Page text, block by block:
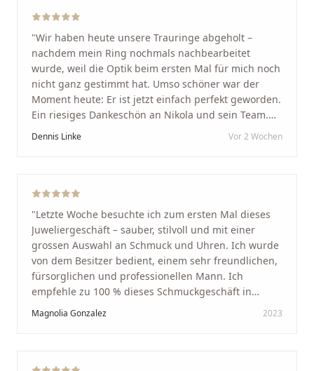
"Wir haben heute unsere Trauringe abgeholt –
nachdem mein Ring nochmals nachbearbeitet
wurde, weil die Optik beim ersten Mal für mich noch
nicht ganz gestimmt hat. Umso schöner war der
Moment heute: Er ist jetzt einfach perfekt geworden.
Ein riesiges Dankeschön an Nikola und sein Team.
Vom ersten Termin an wurden wir jedes Mal
Arbeit und seine Kunden wirklich am Herzen liegen.
Wer Unikate, handwerkliche Qualität, persönlichen
Service und echte Herzlichkeit schätzt, ist hier genau
richtig."
Dennis Linke Vor 2 Wochen
"Letzte Woche besuchte ich zum ersten Mal dieses
Juweliergeschäft – sauber, stilvoll und mit einer
grossen Auswahl an Schmuck und Uhren. Ich wurde
von dem Besitzer bedient, einem sehr freundlichen,
fürsorglichen und professionellen Mann. Ich
empfehle zu 100 % dieses Schmuckgeschäft in
Schaffhausen. Ich selbst war sehr zufrieden und
glücklich mit der Behandlung. Ich danke Ihnen – ich
Magnolia Gonzalez 2023